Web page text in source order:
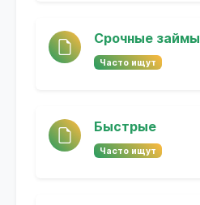
Срочные займы
Часто ищут
Быстрые
Часто ищут